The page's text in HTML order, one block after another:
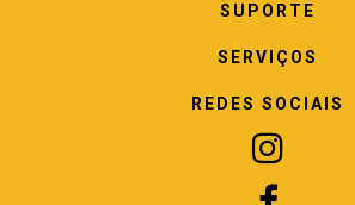
SUPORTE
SERVIÇOS
REDES SOCIAIS